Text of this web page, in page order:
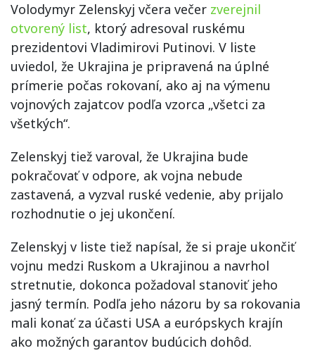
Volodymyr Zelenskyj včera večer zverejnil
otvorený list, ktorý adresoval ruskému
prezidentovi Vladimirovi Putinovi. V liste
uviedol, že Ukrajina je pripravená na úplné
prímerie počas rokovaní, ako aj na výmenu
vojnových zajatcov podľa vzorca „všetci za
všetkých“.
Zelenskyj tiež varoval, že Ukrajina bude
pokračovať v odpore, ak vojna nebude
zastavená, a vyzval ruské vedenie, aby prijalo
rozhodnutie o jej ukončení.
Zelenskyj v liste tiež napísal, že si praje ukončiť
vojnu medzi Ruskom a Ukrajinou a navrhol
stretnutie, dokonca požadoval stanoviť jeho
jasný termín. Podľa jeho názoru by sa rokovania
mali konať za účasti USA a európskych krajín
ako možných garantov budúcich dohôd.